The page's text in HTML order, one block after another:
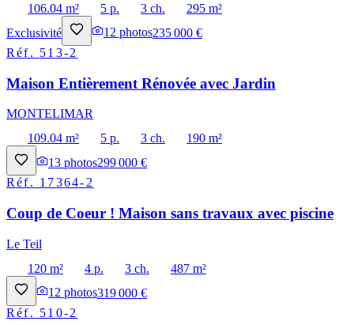
106.04 m²
5 p. 3 ch.
295 m²
Exclusivité
12 photos235 000 €
Réf. 513-2
Maison Entièrement Rénovée avec Jardin
MONTELIMAR
109.04 m²
5 p. 3 ch.
190 m²
13 photos299 000 €
Réf. 17364-2
Coup de Coeur ! Maison sans travaux avec piscine
Le Teil
120 m²
4 p. 3 ch.
487 m²
12 photos319 000 €
Réf. 510-2